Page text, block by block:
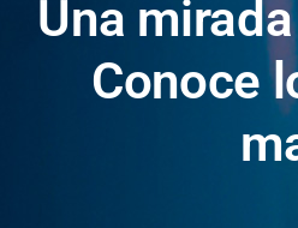
Una
Conoce